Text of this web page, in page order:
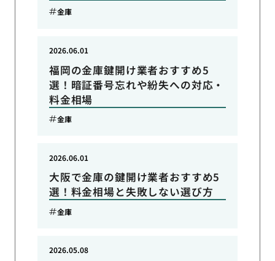
金庫
福岡の金庫鍵開け業者おすすめ5
選！暗証番号忘れや紛失への対応・
料金相場
2026.06.01
金庫
大阪で金庫の鍵開け業者おすすめ5
選！料金相場と失敗しない選び方
2026.06.01
金庫
2026.05.08